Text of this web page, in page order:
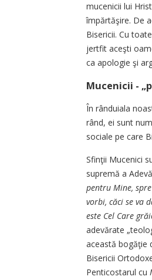
mucenicii lui
împărtăşire. De
Bisericii. Cu
jertfit aceşti
ca apologie şi
Mucenicii -
În rânduiala
rând, ei sunt
sociale pe care
Sfinţii Mucenici
supremă a
pentru Mine,
vorbi, căci se va
este Cel Care
adevărate
această bogăţie
Bisericii
Penticostarul cu